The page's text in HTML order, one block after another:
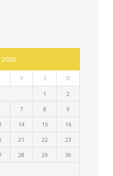
2026
V S D
1
2
7 8
9
14 15
16
21 22
23
28 29
30